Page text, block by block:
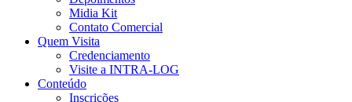
Midia Kit
Contato Comercial
Quem Visita
Credenciamento
Visite a INTRA-LOG
Conteúdo
Inscrições